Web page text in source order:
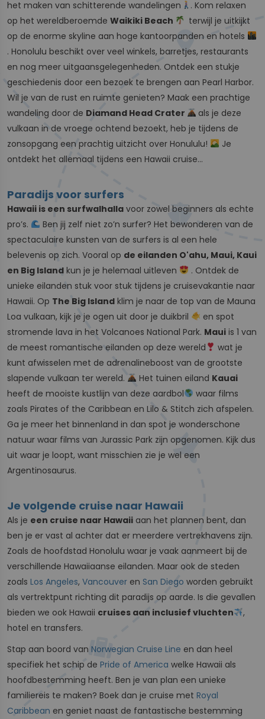
het maken van schitterende wandelingen
. Kom relaxen
op het wereldberoemde Waikiki Beach
terwijl je uitkijkt
op de enorme skyline aan hoge kantoorpanden en hotels
. Honolulu beschikt over veel winkels, barretjes, restaurants
en nog meer uitgaansgelegenheden. Ontdek een stukje
geschiedenis door een bezoek te brengen aan Pearl Harbor.
Wil je van de rust en ruimte genieten? Maak een prachtige
wandeling door de Diamand Head Crater
als je deze
vulkaan in de vroege ochtend bezoekt, heb je tijdens de
zonsopgang een prachtig uitzicht over Honululu!
Je
ontdekt het allemaal tijdens een Hawaii cruise...
Paradijs voor surfers
Hawaii is een surfwalhalla voor zowel beginners als echte
pro’s.
Ben jij zelf niet zo’n surfer? Het bewonderen van de
spectaculaire kunsten van de surfers is al een hele
belevenis op zich. Vooral op de eilanden O'ahu, Maui, Kaui
en Big Island kun je je helemaal uitleven
. Ontdek de
unieke eilanden stuk voor stuk tijdens je cruisevakantie naar
Hawaii. Op The Big Island klim je naar de top van de Mauna
Loa vulkaan, kijk je je ogen uit door je duikbril
en spot
stromende lava in het Volcanoes National Park. Maui is 1 van
de meest romantische eilanden op deze wereld
wat je
kunt afwisselen met de adrenalineboost van de grootste
slapende vulkaan ter wereld.
Het tuinen eiland Kauai
heeft de mooiste kustlijn van deze aardbol
waar films
zoals Pirates of the Caribbean en Lilo & Stitch zich afspelen.
Ga je meer het binnenland in dan spot je wonderschone
natuur waar films van Jurassic Park zijn opgenomen. Kijk dus
uit waar je loopt, want misschien zie je wel een
Argentinosaurus.
Je volgende cruise naar Hawaii
Als je een cruise naar Hawaii aan het plannen bent, dan
ben je er vast al achter dat er meerdere vertrekhavens zijn.
Zoals de hoofdstad Honolulu waar je vaak aanmeert bij de
verschillende Hawaiiaanse eilanden. Maar ook de steden
zoals Los Angeles, Vancouver en San Diego worden gebruikt
als vertrektpunt richting dit paradijs op aarde. Is die gevallen
bieden we ook Hawaii cruises aan inclusief vluchten
,
hotel en transfers.
Stap aan boord van Norwegian Cruise Line en dan heel
specifiek het schip de Pride of America welke Hawaii als
hoofdbestemming heeft. Ben je van plan een unieke
familiereis te maken? Boek dan je cruise met Royal
Caribbean en geniet naast de fantastische bestemming